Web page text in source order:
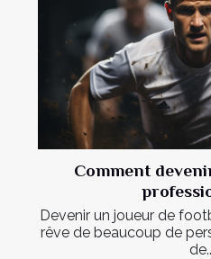
Comment
Devenir un joueur de
rêve de beaucoup de